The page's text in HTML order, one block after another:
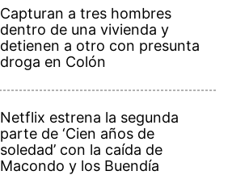
Capturan a tres hombres
dentro de una vivienda y
detienen a otro con presunta
droga en Colón
Netflix estrena la segunda
parte de ‘Cien años de
soledad’ con la caída de
Macondo y los Buendía